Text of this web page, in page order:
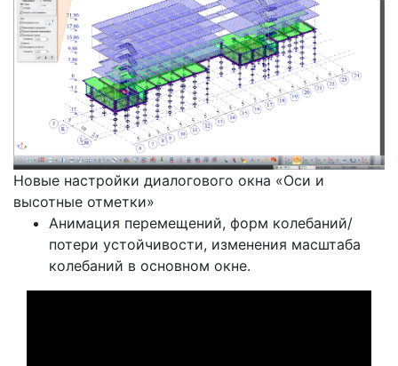
Новые настройки диалогового окна «Оси и
высотные отметки»
Анимация перемещений, форм колебаний/
потери устойчивости, изменения масштаба
колебаний в основном окне.